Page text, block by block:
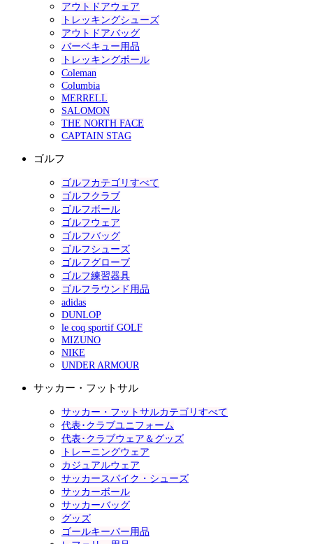
アウトドアウェア
トレッキングシューズ
アウトドアバッグ
バーベキュー用品
トレッキングポール
Coleman
Columbia
MERRELL
SALOMON
THE NORTH FACE
CAPTAIN STAG
ゴルフ
ゴルフカテゴリすべて
ゴルフクラブ
ゴルフボール
ゴルフウェア
ゴルフバッグ
ゴルフシューズ
ゴルフグローブ
ゴルフ練習器具
ゴルフラウンド用品
adidas
DUNLOP
le coq sportif GOLF
MIZUNO
NIKE
UNDER ARMOUR
サッカー・フットサル
サッカー・フットサルカテゴリすべて
代表･クラブユニフォーム
代表･クラブウェア＆グッズ
トレーニングウェア
カジュアルウェア
サッカースパイク・シューズ
サッカーボール
サッカーバッグ
グッズ
ゴールキーパー用品